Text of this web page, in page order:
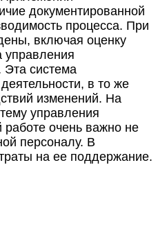
документированной
процесса. При
включая оценку
управления
Эта система
в то же
изменений. На
управления
работе очень важно не
персоналу. В
на ее поддержание.